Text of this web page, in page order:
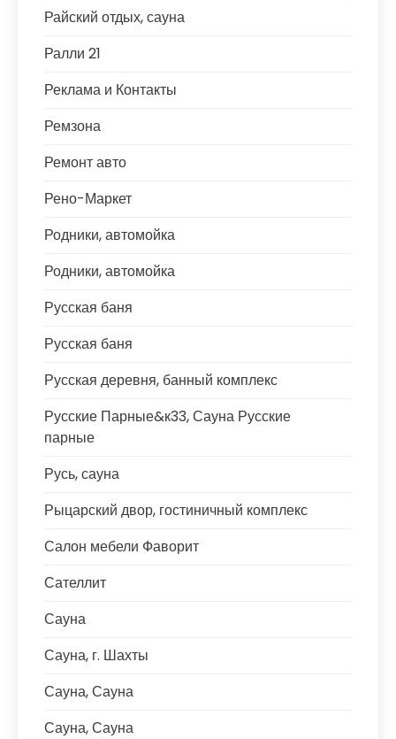
Райский отдых, сауна
Ралли 21
Реклама и Контакты
Ремзона
Ремонт авто
Рено-Маркет
Родники, автомойка
Родники, автомойка
Русская баня
Русская баня
Русская деревня, банный комплекс
Русские Парные&к33, Сауна Русские
парные
Русь, сауна
Рыцарский двор, гостиничный комплекс
Салон мебели Фаворит
Сателлит
Сауна
Сауна, г. Шахты
Сауна, Сауна
Сауна, Сауна